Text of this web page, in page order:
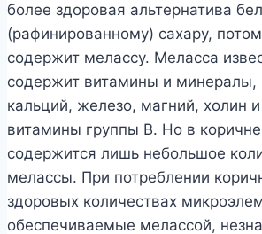
более здоровая альтернатива
(рафинированному) сахару,
содержит мелассу. Меласса
содержит витамины и минералы,
кальций, железо, магний, холин
витамины группы B. Но в
содержится лишь небольшое
мелассы. При потреблении
здоровых количествах
обеспечиваемые мелассой,